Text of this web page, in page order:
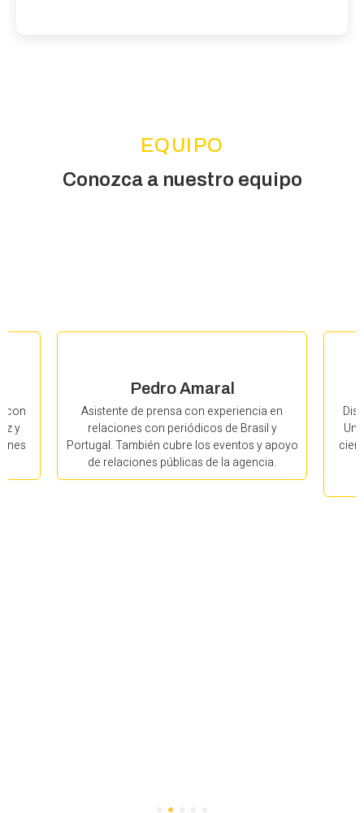
EQUIPO
Conozca a nuestro equipo
con
y
Pedro Amaral
Asistente de prensa con experiencia en
relaciones con periódicos de Brasil y
Portugal. También cubre los eventos y apoyo
de relaciones públicas de la agencia.